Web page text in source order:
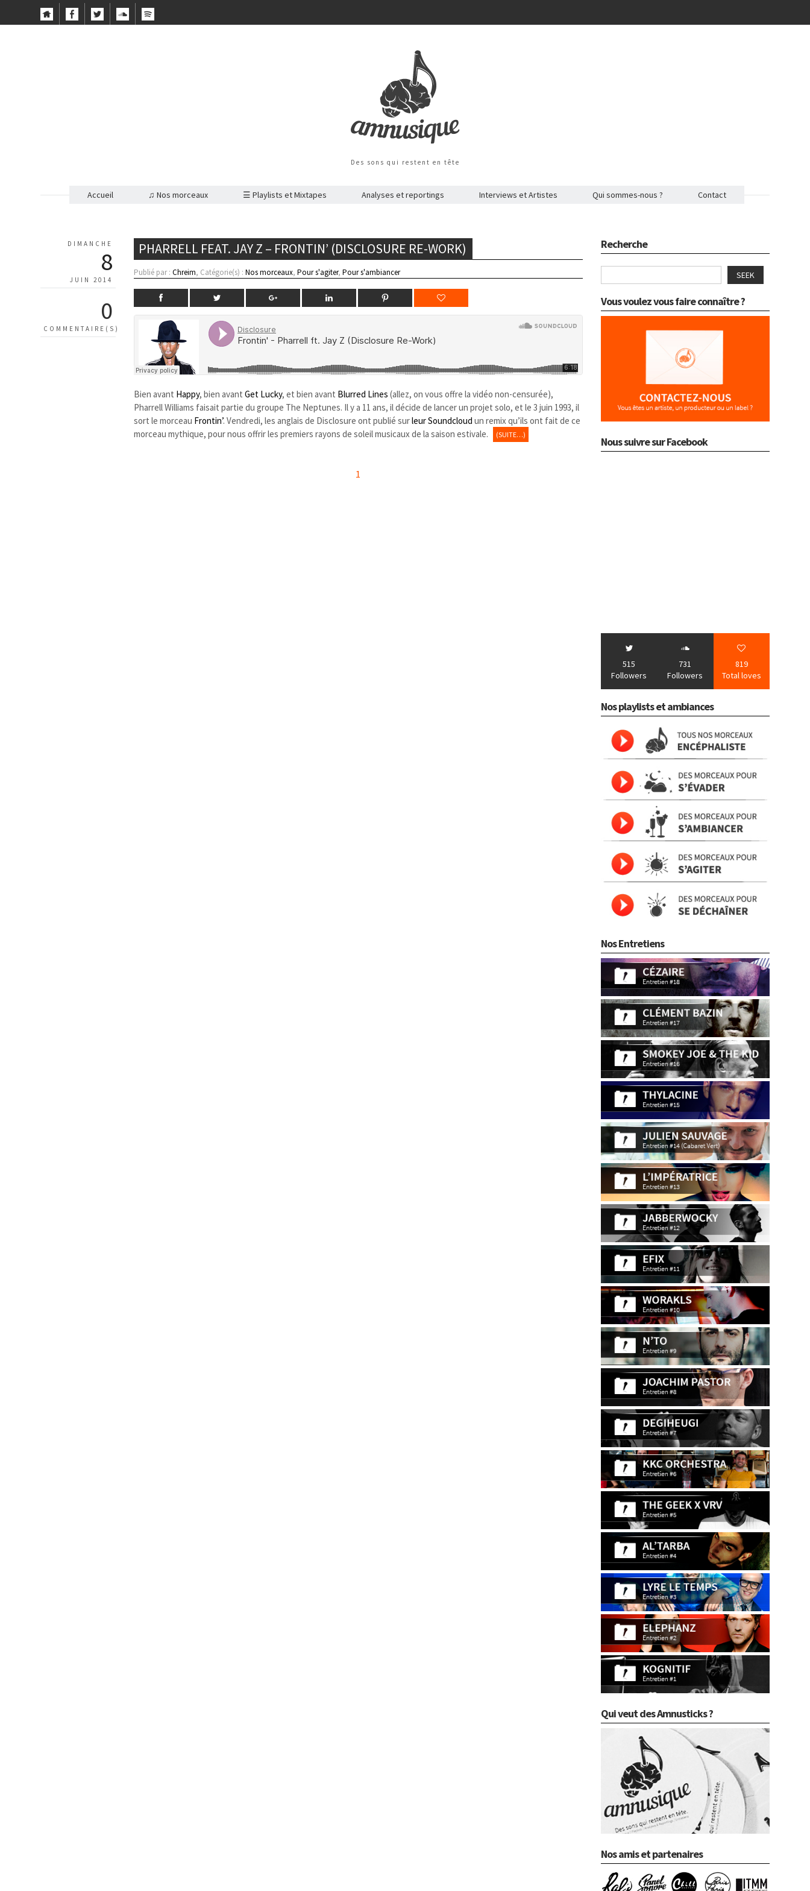
Des sons qui restent en tête
Accueil ♫ Nos morceaux ☰ Playlists et Mixtapes Analyses et reportings Interviews et Artistes Qui sommes-nous ? Contact
DIMANCHE
8
JUIN 2014
0
COMMENTAIRE(S)
PHARRELL FEAT. JAY Z – FRONTIN’ (DISCLOSURE RE-WORK)
Publié par :Chreim, Catégorie(s) :Nos morceaux,Pour s'agiter,Pour s'ambiancer
Bien avant Happy, bien avantGet Lucky, et bien avant Blurred Lines (allez, on vous offre la vidéo non-censurée),
Pharrell Williams faisait partie du groupe The Neptunes. Il y a 11 ans, il décide de lancer un projet solo, et le 3 juin 1993, il
sort le morceau Frontin’. Vendredi, les anglais de Disclosure ont publié surleur Soundcloud un remix qu’ils ont fait de ce
morceau mythique, pour nous offrir les premiers rayons de soleil musicaux de la saison estivale.
(SUITE…)
1
Recherche
SEEK
Vous voulez vous faire connaître ?
Nous suivre sur Facebook
515
Followers
731
Followers
819
Total loves
Nos playlists et ambiances
Nos Entretiens
Qui veut des Amnusticks ?
Nos amis et partenaires